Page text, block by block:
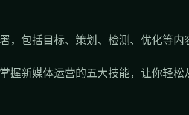
，包括目标、策划、检测、优化等内
握新媒体运营的五大技能，让你轻松